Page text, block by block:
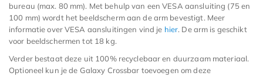
bureau (max. 80 mm). Met behulp van een VESA aansluiting (75 en
100 mm) wordt het beeldscherm aan de arm bevestigt. Meer
informatie over VESA aansluitingen vind je hier. De arm is geschikt
voor beeldschermen tot 18 kg.
Verder bestaat deze uit 100% recyclebaar en duurzaam materiaal.
Optioneel kun je de Galaxy Crossbar toevoegen om deze